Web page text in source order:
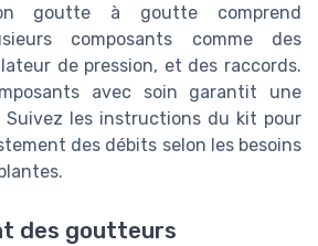
goutte à goutte comprend
composants comme des
de pression, et des raccords.
avec soin garantit une
Suivez les instructions du kit pour
des débits selon les besoins
des goutteurs